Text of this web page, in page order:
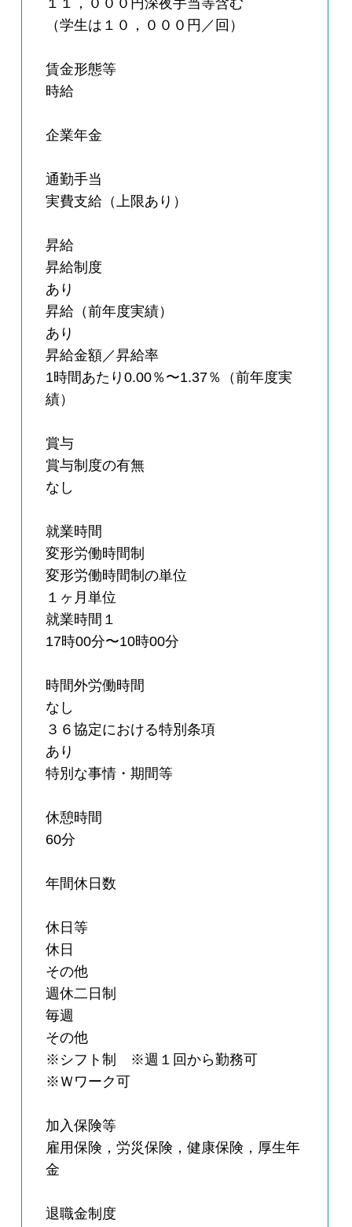
１１，０００円深夜手当等含む
（学生は１０，０００円／回）
賃金形態等
時給
企業年金
通勤手当
実費支給（上限あり）
昇給
昇給制度
あり
昇給（前年度実績）
あり
昇給金額／昇給率
1時間あたり0.00％〜1.37％（前年度実
績）
賞与
賞与制度の有無
なし
就業時間
変形労働時間制
変形労働時間制の単位
１ヶ月単位
就業時間１
17時00分〜10時00分
時間外労働時間
なし
３６協定における特別条項
あり
特別な事情・期間等
休憩時間
60分
年間休日数
休日等
休日
その他
週休二日制
毎週
その他
※シフト制 ※週１回から勤務可
※Ｗワーク可
加入保険等
雇用保険，労災保険，健康保険，厚生年
金
退職金制度